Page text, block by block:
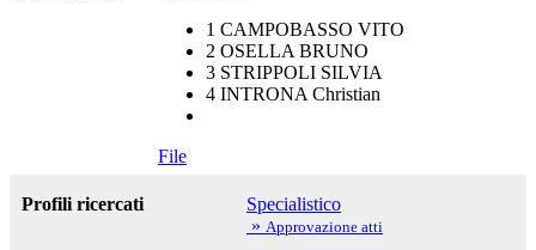
1 CAMPOBASSO VITO
2 OSELLA BRUNO
3 STRIPPOLI SILVIA
4 INTRONA Christian
File
Profili ricercati
Specialistico
» Approvazione atti